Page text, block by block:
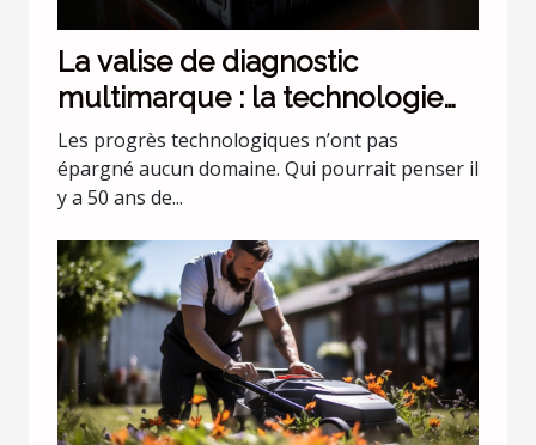
La valise de diagnostic
multimarque : la technologie
évolue !
Les progrès technologiques n’ont pas
épargné aucun domaine. Qui pourrait penser il
y a 50 ans de...